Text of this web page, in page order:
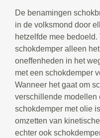
De benamingen
in de volksmond door
hetzelfde mee
schokdemper alleen
oneffenheden in het
met een schokdemper
Wanneer het gaat om
verschillende modellen
schokdemper met olie
omzetten van
echter ook